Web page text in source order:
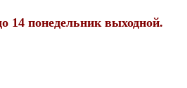
понедельник выходной.